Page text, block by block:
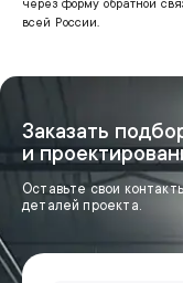
через форму обратной
всей России.
Заказать
и
Оставьте свои
деталей проекта.